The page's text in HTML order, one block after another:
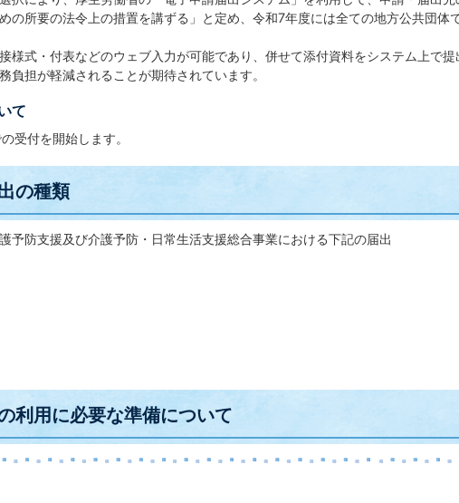
の所要の法令上の措置を講ずる」と定め、令和7年度には全ての地方公共団体
なりました。
様式・付表などのウェブ入力が可能であり、併せて添付資料をシステム上で提
負担が軽減されることが期待されています。
て
受付を開始します。
の種類
予防支援及び介護予防・日常生活支援総合事業における下記の届出
利用に必要な準備について